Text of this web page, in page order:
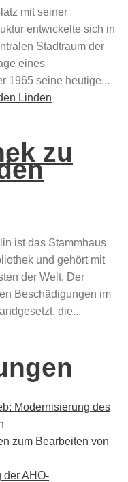
mit seiner
entwickelte sich in
Stadtraum der
eines
1965 seine heutige...
zu
ist das Stammhaus
und gehört mit
der Welt. Der
Beschädigungen im
die...
Modernisierung des
zum Bearbeiten von
der AHO-